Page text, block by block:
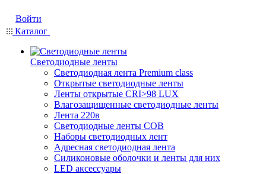
Войти
Каталог
Светодиодные ленты
Светодиодная лента Premium class
Открытые светодиодные ленты
Ленты открытые CRI>98 LUX
Влагозащищенные светодиодные ленты
Лента 220в
Светодиодные ленты COB
Наборы светодиодных лент
Адресная светодиодная лента
Силиконовые оболочки и ленты для них
LED аксессуары